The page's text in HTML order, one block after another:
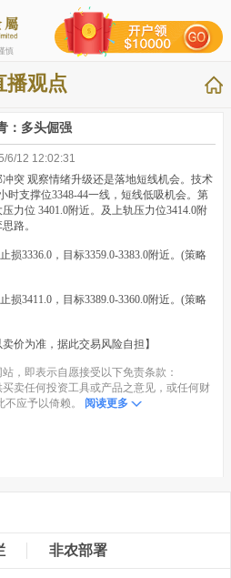
慎
播观点
：多头倔强
6/12 12:02:31
突 观察情绪升级还是落地短线机会。技术
时支撑位3348-44一线，短线低吸机会。第
力位 3401.0附近。及上轨压力位3414.0附
路。
损3336.0，目标3359.0-3383.0附近。(策略
损3411.0，目标3389.0-3360.0附近。(策略
价为准，据此交易风险自担】
，即表示自愿接受以下免责条款：
卖任何投资工具或产品之意见，或任何财
应予以倚赖。
阅读更多
非农部署